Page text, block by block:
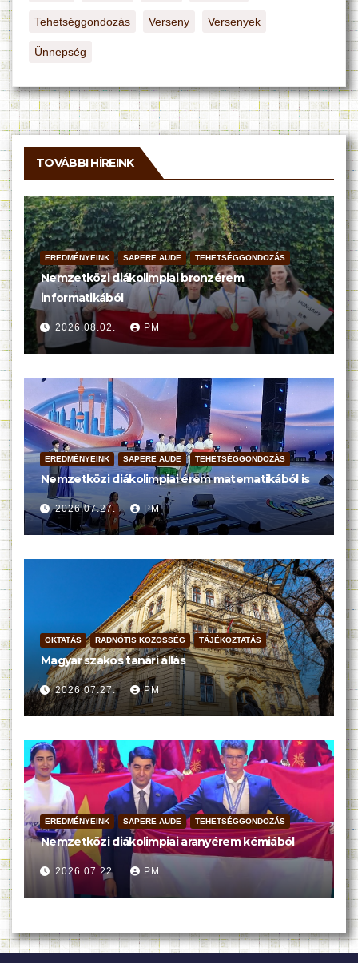
Tehetséggondozás Verseny Versenyek
Ünnepség
TOVÁBBI HÍREINK
EREDMÉNYEINK SAPERE AUDE TEHETSÉGGONDOZÁS
Nemzetközi diákolimpiai bronzérem
informatikából
2026.08.02. PM
EREDMÉNYEINK SAPERE AUDE TEHETSÉGGONDOZÁS
Nemzetközi diákolimpiai érem matematikából is
2026.07.27. PM
OKTATÁS RADNÓTIS KÖZÖSSÉG TÁJÉKOZTATÁS
Magyar szakos tanári állás
2026.07.27. PM
EREDMÉNYEINK SAPERE AUDE TEHETSÉGGONDOZÁS
Nemzetközi diákolimpiai aranyérem kémiából
2026.07.22. PM